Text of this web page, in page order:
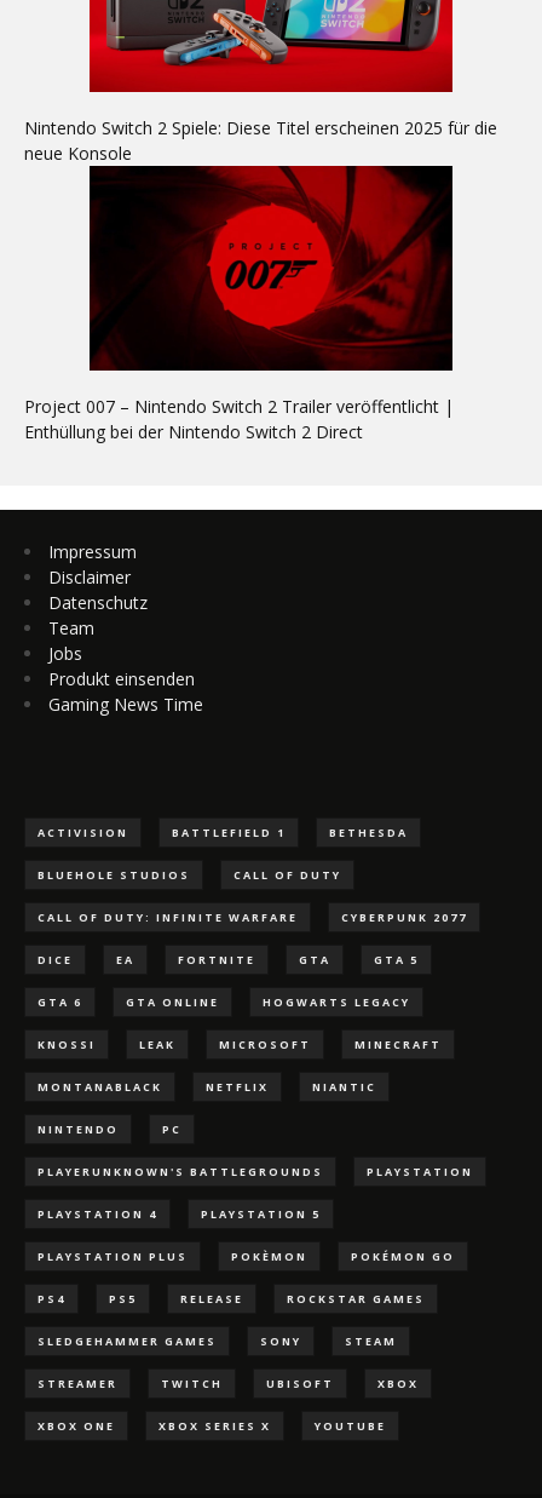
Nintendo Switch 2 Spiele: Diese Titel erscheinen 2025 für die
neue Konsole
Project 007 – Nintendo Switch 2 Trailer veröffentlicht |
Enthüllung bei der Nintendo Switch 2 Direct
Impressum
Disclaimer
Datenschutz
Team
Jobs
Produkt einsenden
Gaming News Time
ACTIVISION BATTLEFIELD 1 BETHESDA
BLUEHOLE STUDIOS CALL OF DUTY
CALL OF DUTY: INFINITE WARFARE CYBERPUNK 2077
DICE EA FORTNITE GTA GTA 5
GTA 6 GTA ONLINE HOGWARTS LEGACY
KNOSSI LEAK MICROSOFT MINECRAFT
MONTANABLACK NETFLIX NIANTIC
NINTENDO PC
PLAYERUNKNOWN'S BATTLEGROUNDS PLAYSTATION
PLAYSTATION 4 PLAYSTATION 5
PLAYSTATION PLUS POKÈMON POKÉMON GO
PS4 PS5 RELEASE ROCKSTAR GAMES
SLEDGEHAMMER GAMES SONY STEAM
STREAMER TWITCH UBISOFT XBOX
XBOX ONE XBOX SERIES X YOUTUBE